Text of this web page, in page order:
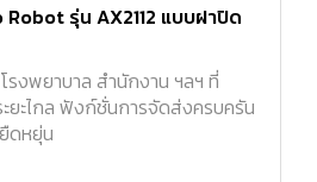
รุ่น AX2112 แบบฝาปิด
รงพยาบาล สำนักงาน ฯลฯ ที่
ยะไกล ฟังก์ชั่นการจัดส่งครบครัน
ดหยุ่น